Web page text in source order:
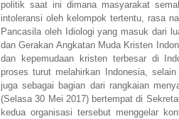
politik saat ini dimana masyarakat
intoleransi oleh kelompok tertentu, rasa
Pancasila oleh Idiologi yang masuk dari
dan Gerakan Angkatan Muda Kristen
dan kepemudaan kristen terbesar di
proses turut melahirkan Indonesia,
juga sebagai bagian dari rangkaian
(Selasa 30 Mei 2017) bertempat di
kedua organisasi tersebut menggelar